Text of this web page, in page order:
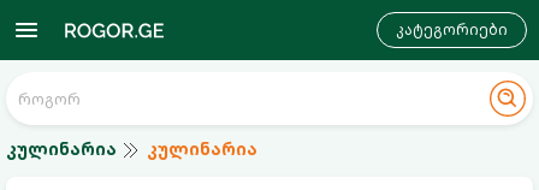
კატეგორიები
კულინარია კულინარია